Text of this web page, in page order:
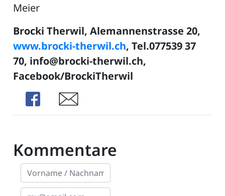
Meier
Brocki Therwil, Alemannenstrasse 20,
www.brocki-therwil.ch, Tel.077539 37
70, info@brocki-therwil.ch,
Facebook/BrockiTherwil
Share
Share
Kommentare